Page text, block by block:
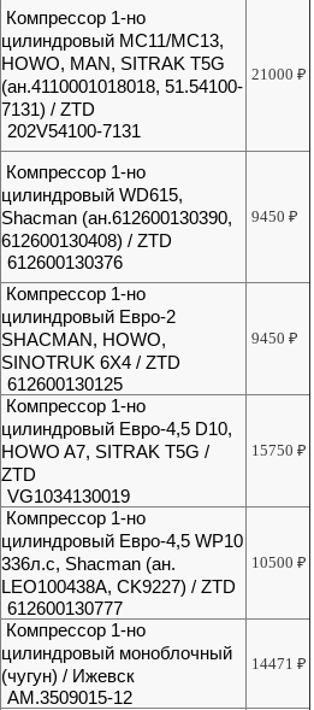
Компрессор 1-но
цилиндровый MC11/МС13,
HOWO, MAN, SITRAK T5G
(ан.4110001018018, 51.54100-
7131) / ZTD
202V54100-7131
21000₽
Компрессор 1-но
цилиндровый WD615,
Shacman (ан.612600130390,
612600130408) / ZTD
612600130376
9450₽
Компрессор 1-но
цилиндровый Евро-2
SHACMAN, HOWO,
SINOTRUK 6X4 / ZTD
612600130125
9450₽
Компрессор 1-но
цилиндровый Евро-4,5 D10,
HOWO A7, SITRAK T5G /
ZTD
VG1034130019
15750₽
Компрессор 1-но
цилиндровый Евро-4,5 WP10
336л.с, Shacman (ан.
LEO100438A, CK9227) / ZTD
612600130777
10500₽
Компрессор 1-но
цилиндровый моноблочный
(чугун) / Ижевск
АМ.3509015-12
14471₽